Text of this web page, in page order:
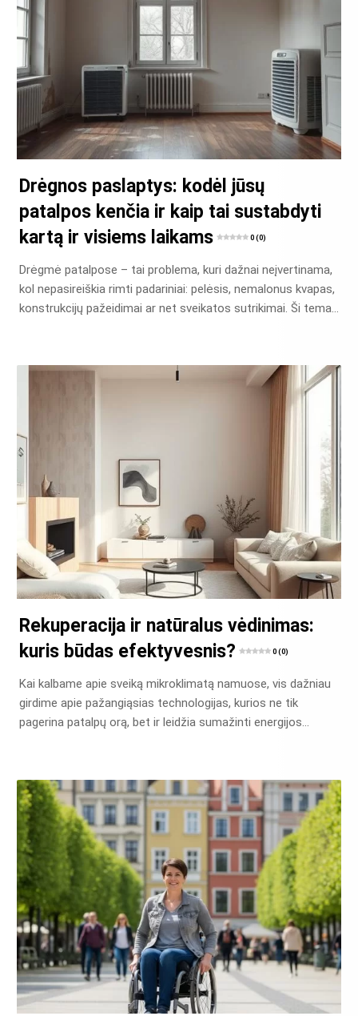
Drėgnos paslaptys: kodėl jūsų
patalpos kenčia ir kaip tai sustabdyti
kartą ir visiems laikams
0 (0)
Drėgmė patalpose – tai problema, kuri dažnai neįvertinama,
kol nepasireiškia rimti padariniai: pelėsis, nemalonus kvapas,
konstrukcijų pažeidimai ar net sveikatos sutrikimai. Ši tema…
Rekuperacija ir natūralus vėdinimas:
kuris būdas efektyvesnis?
0 (0)
Kai kalbame apie sveiką mikroklimatą namuose, vis dažniau
girdime apie pažangiąsias technologijas, kurios ne tik
pagerina patalpų orą, bet ir leidžia sumažinti energijos…